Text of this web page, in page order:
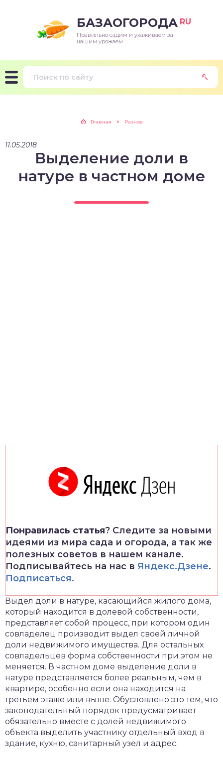
БАЗАОГОРОДА RU
Правильно садим и ухаживаем за
нашим урожаем.
Главная Разное
11.05.2018
Выделение доли в
натуре в частном доме
Понравилась статья? Следите за новыми
идеями из мира сада и огорода, а так же
полезных советов в нашем канале.
Подписывайтесь на нас в Яндекс.Дзене.
Подписаться.
Выдел доли в натуре, касающийся жилого дома,
который находится в долевой собственности,
представляет собой процесс, при котором один
совладелец производит выдел своей личной
доли недвижимого имущества. Для остальных
совладельцев форма собственности при этом не
меняется. В частном доме выделение доли в
натуре представляется более реальным, чем в
квартире, особенно если она находится на
третьем этаже или выше. Обусловлено это тем, что
законодательный порядок предусматривает
обязательно вместе с долей недвижимого
объекта выделить участнику отдельный вход в
здание, кухню, санитарный узел и адрес.